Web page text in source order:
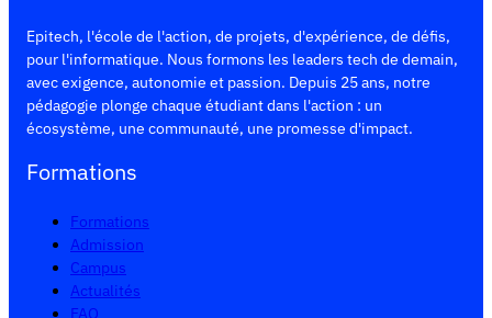
Epitech, l'école de l'action, de projets, d'expérience, de défis,
pour l'informatique. Nous formons les leaders tech de demain,
avec exigence, autonomie et passion. Depuis 25 ans, notre
pédagogie plonge chaque étudiant dans l'action : un
écosystème, une communauté, une promesse d'impact.
Formations
Formations
Admission
Campus
Actualités
FAQ